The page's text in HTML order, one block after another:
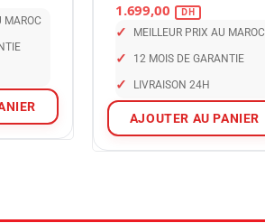
MAROC
✓ MEILLEUR PRIX AU MAROC
✓ 12 MOIS DE GARANTIE
✓ LIVRAISON 24H
AJOUTER AU PANIER